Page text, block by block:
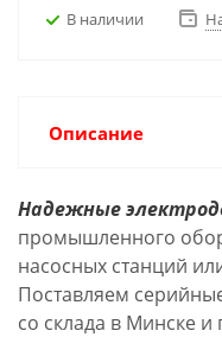
В наличии
Описание
Надежные
промышленного
насосных станций
Поставляем
со склада в Минске